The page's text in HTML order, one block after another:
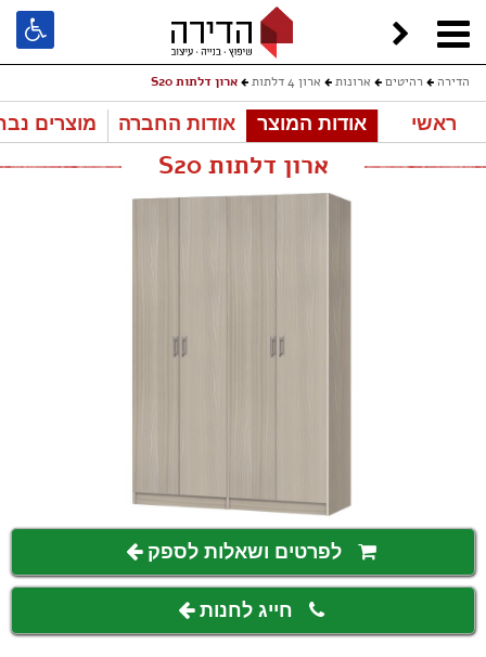
הדירה רהיטים ארונות ארון 4 דלתות ארון דלתות S20
ראשי אודות המוצר אודות החברה מוצרים
ארון דלתות S20
לפרטים ושאלות לספק
חייג לחנות